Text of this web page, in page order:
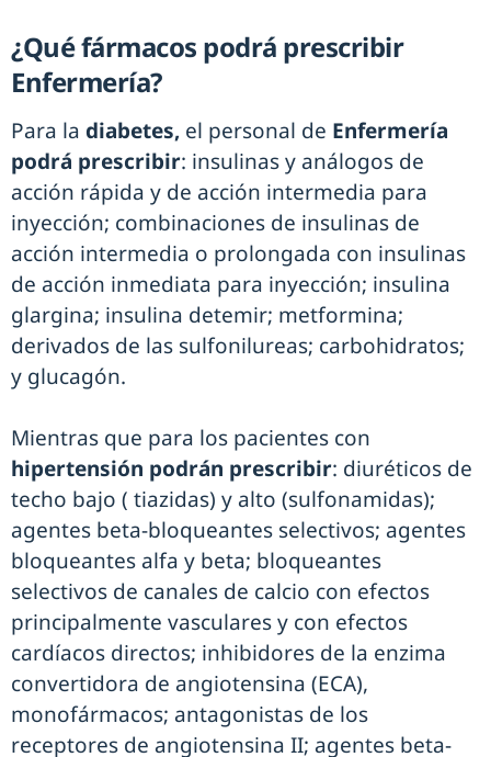
¿Qué fármacos podrá prescribir
Enfermería?
Para la diabetes, el personal de Enfermería
podrá prescribir: insulinas y análogos de
acción rápida y de acción intermedia para
inyección; combinaciones de insulinas de
acción intermedia o prolongada con insulinas
de acción inmediata para inyección; insulina
glargina; insulina detemir; metformina;
derivados de las sulfonilureas; carbohidratos;
y glucagón.
Mientras que para los pacientes con
hipertensión podrán prescribir: diuréticos de
techo bajo ( tiazidas) y alto (sulfonamidas);
agentes beta-bloqueantes selectivos; agentes
bloqueantes alfa y beta; bloqueantes
selectivos de canales de calcio con efectos
principalmente vasculares y con efectos
cardíacos directos; inhibidores de la enzima
convertidora de angiotensina (ECA),
monofármacos; antagonistas de los
receptores de angiotensina II; agentes beta-